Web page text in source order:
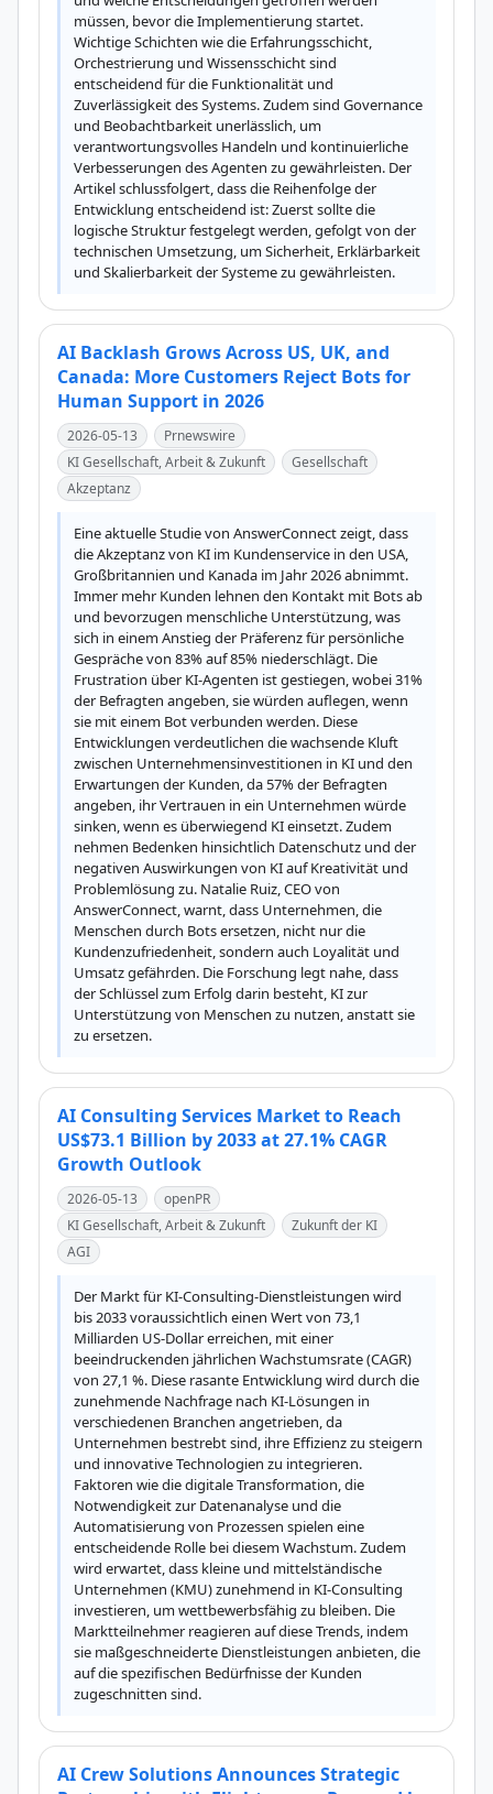
müssen, bevor die Implementierung startet.
Wichtige Schichten wie die Erfahrungsschicht,
Orchestrierung und Wissensschicht sind
entscheidend für die Funktionalität und
Zuverlässigkeit des Systems. Zudem sind Governance
und Beobachtbarkeit unerlässlich, um
verantwortungsvolles Handeln und kontinuierliche
Verbesserungen des Agenten zu gewährleisten. Der
Artikel schlussfolgert, dass die Reihenfolge der
Entwicklung entscheidend ist: Zuerst sollte die
logische Struktur festgelegt werden, gefolgt von der
technischen Umsetzung, um Sicherheit, Erklärbarkeit
und Skalierbarkeit der Systeme zu gewährleisten.
AI Backlash Grows Across US, UK, and
Canada: More Customers Reject Bots for
Human Support in 2026
2026-05-13
Prnewswire
KI Gesellschaft, Arbeit & Zukunft
Gesellschaft
Akzeptanz
Eine aktuelle Studie von AnswerConnect zeigt, dass
die Akzeptanz von KI im Kundenservice in den USA,
Großbritannien und Kanada im Jahr 2026 abnimmt.
Immer mehr Kunden lehnen den Kontakt mit Bots ab
und bevorzugen menschliche Unterstützung, was
sich in einem Anstieg der Präferenz für persönliche
Gespräche von 83% auf 85% niederschlägt. Die
Frustration über KI-Agenten ist gestiegen, wobei 31%
der Befragten angeben, sie würden auflegen, wenn
sie mit einem Bot verbunden werden. Diese
Entwicklungen verdeutlichen die wachsende Kluft
zwischen Unternehmensinvestitionen in KI und den
Erwartungen der Kunden, da 57% der Befragten
angeben, ihr Vertrauen in ein Unternehmen würde
sinken, wenn es überwiegend KI einsetzt. Zudem
nehmen Bedenken hinsichtlich Datenschutz und der
negativen Auswirkungen von KI auf Kreativität und
Problemlösung zu. Natalie Ruiz, CEO von
AnswerConnect, warnt, dass Unternehmen, die
Menschen durch Bots ersetzen, nicht nur die
Kundenzufriedenheit, sondern auch Loyalität und
Umsatz gefährden. Die Forschung legt nahe, dass
der Schlüssel zum Erfolg darin besteht, KI zur
Unterstützung von Menschen zu nutzen, anstatt sie
zu ersetzen.
AI Consulting Services Market to Reach
US$73.1 Billion by 2033 at 27.1% CAGR
Growth Outlook
2026-05-13
openPR
KI Gesellschaft, Arbeit & Zukunft
Zukunft der KI
AGI
Der Markt für KI-Consulting-Dienstleistungen wird
bis 2033 voraussichtlich einen Wert von 73,1
Milliarden US-Dollar erreichen, mit einer
beeindruckenden jährlichen Wachstumsrate (CAGR)
von 27,1 %. Diese rasante Entwicklung wird durch die
zunehmende Nachfrage nach KI-Lösungen in
verschiedenen Branchen angetrieben, da
Unternehmen bestrebt sind, ihre Effizienz zu steigern
und innovative Technologien zu integrieren.
Faktoren wie die digitale Transformation, die
Notwendigkeit zur Datenanalyse und die
Automatisierung von Prozessen spielen eine
entscheidende Rolle bei diesem Wachstum. Zudem
wird erwartet, dass kleine und mittelständische
Unternehmen (KMU) zunehmend in KI-Consulting
investieren, um wettbewerbsfähig zu bleiben. Die
Marktteilnehmer reagieren auf diese Trends, indem
sie maßgeschneiderte Dienstleistungen anbieten, die
auf die spezifischen Bedürfnisse der Kunden
zugeschnitten sind.
AI Crew Solutions Announces Strategic